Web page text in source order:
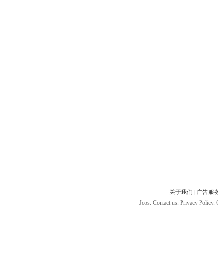
关于我们
广告服
Jobs. Contact us. Privacy